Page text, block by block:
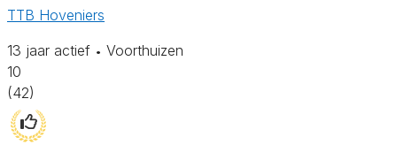
TTB Hoveniers
13 jaar actief • Voorthuizen
10
(42)